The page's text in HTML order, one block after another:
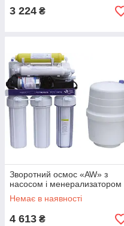
3 224 ₴
Зворотний осмос «AW» з
насосом і менерализатором
Немає в наявності
4 613 ₴